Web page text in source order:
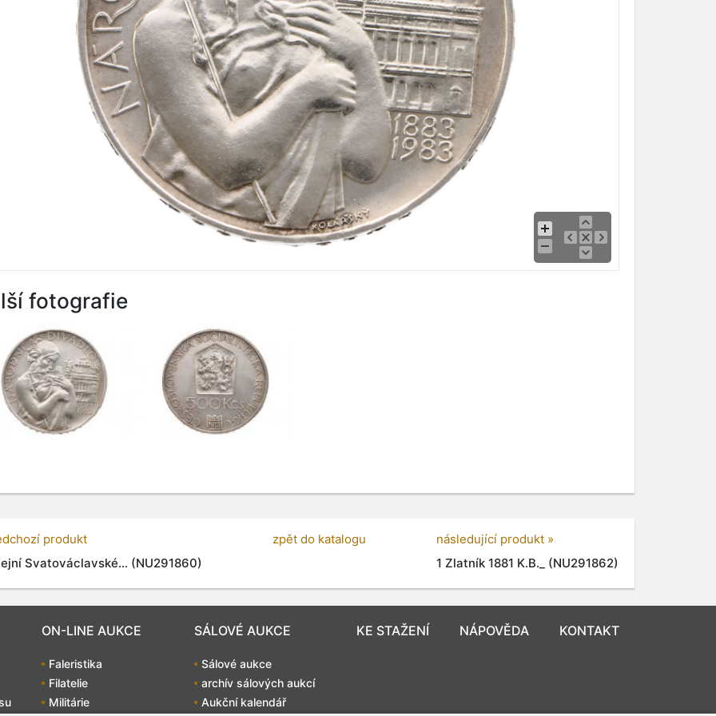
fotografie
produkt
Svatováclavské... (NU291860)
zpět do katalogu
následující produkt »
1 Zlatník 1881 K.B._ (NU291862)
ON-LINE AUKCE
Faleristika
Filatelie
Militárie
SÁLOVÉ AUKCE
Sálové aukce
archív sálových aukcí
Aukční kalendář
KE STAŽENÍ NÁPOVĚDA KONTAKT